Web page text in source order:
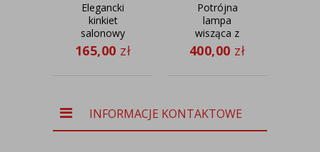
Elegancki
kinkiet
salonowy
RIMINI z
brązowym
165,00 zł
Potrójna
lampa
wisząca z
czarnymi
abażurami ze
nowoczesnym
stylu
400,00 zł
INFORMACJE KONTAKTOWE